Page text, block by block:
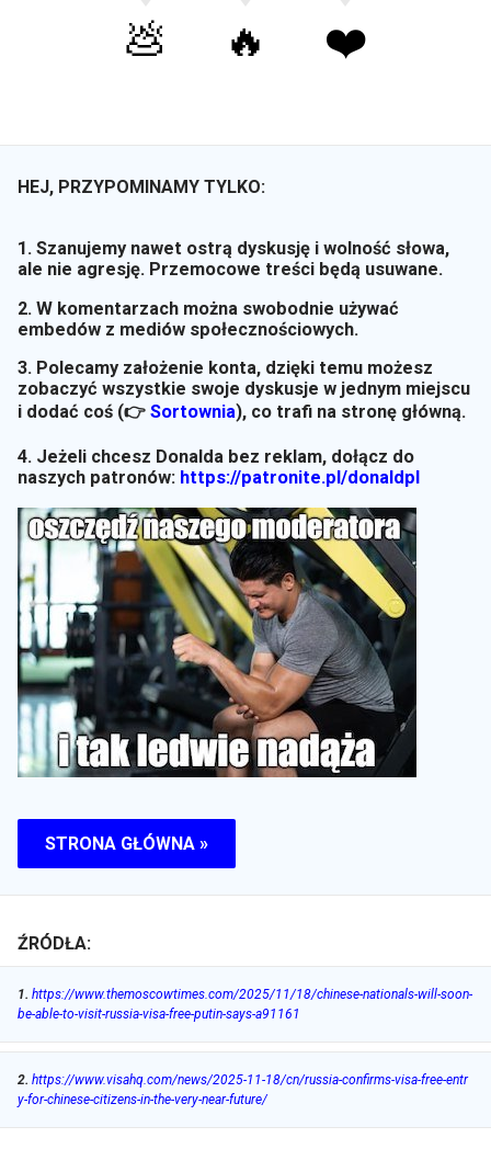
💩 🔥 ❤️
HEJ, PRZYPOMINAMY TYLKO:
1. Szanujemy nawet ostrą dyskusję i wolność słowa,
ale nie agresję. Przemocowe treści będą usuwane.
2. W komentarzach można swobodnie używać
embedów z mediów społecznościowych.
3. Polecamy założenie konta, dzięki temu możesz
zobaczyć wszystkie swoje dyskusje w jednym miejscu
i dodać coś (👉 Sortownia), co trafi na stronę główną.
4. Jeżeli chcesz Donalda bez reklam, dołącz do
naszych patronów: https://patronite.pl/donaldpl
STRONA GŁÓWNA »
ŹRÓDŁA:
1. https://www.themoscowtimes.com/2025/11/18/chinese-nationals-will-soon-
be-able-to-visit-russia-visa-free-putin-says-a91161
2. https://www.visahq.com/news/2025-11-18/cn/russia-confirms-visa-free-entr
y-for-chinese-citizens-in-the-very-near-future/